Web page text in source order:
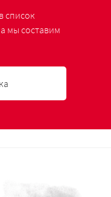
список
мы составим